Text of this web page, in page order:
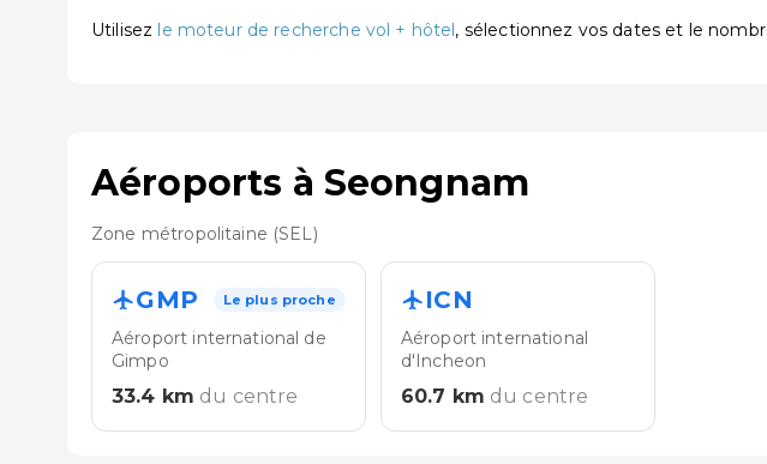
Utilisez le moteur de recherche vol + hôtel, sélectionnez vos dates et le
Aéroports à Seongnam
Zone métropolitaine (SEL)
GMP Le plus proche
Aéroport international de
Gimpo
33.4 km du centre
ICN
Aéroport international
d'Incheon
60.7 km du centre